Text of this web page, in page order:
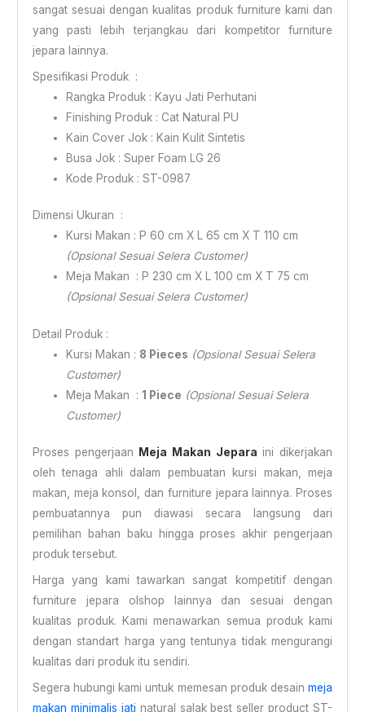
sangat sesuai dengan kualitas produk furniture kami dan
yang pasti lebih terjangkau dari kompetitor furniture
jepara lainnya.
Spesifikasi Produk :
Rangka Produk : Kayu Jati Perhutani
Finishing Produk : Cat Natural PU
Kain Cover Jok : Kain Kulit Sintetis
Busa Jok : Super Foam LG 26
Kode Produk : ST-0987
Dimensi Ukuran :
Kursi Makan : P 60 cm X L 65 cm X T 110 cm
(Opsional Sesuai Selera Customer)
Meja Makan : P 230 cm X L 100 cm X T 75 cm
(Opsional Sesuai Selera Customer)
Detail Produk :
Kursi Makan : 8 Pieces (Opsional Sesuai Selera
Customer)
Meja Makan : 1 Piece (Opsional Sesuai Selera
Customer)
Proses pengerjaan Meja Makan Jepara ini dikerjakan
oleh tenaga ahli dalam pembuatan kursi makan, meja
makan, meja konsol, dan furniture jepara lainnya. Proses
pembuatannya pun diawasi secara langsung dari
pemilihan bahan baku hingga proses akhir pengerjaan
produk tersebut.
Harga yang kami tawarkan sangat kompetitif dengan
furniture jepara olshop lainnya dan sesuai dengan
kualitas produk. Kami menawarkan semua produk kami
dengan standart harga yang tentunya tidak mengurangi
kualitas dari produk itu sendiri.
Segera hubungi kami untuk memesan produk desainmeja
makan minimalis jati natural salak best seller product ST-